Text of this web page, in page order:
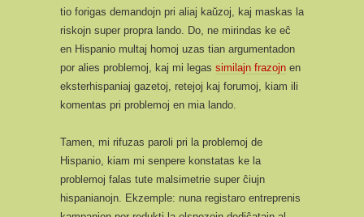
tio forigas demandojn pri aliaj kaŭzoj, kaj maskas la
riskojn super propra lando. Do, ne mirindas ke eĉ
en Hispanio multaj homoj uzas tian argumentadon
por alies problemoj, kaj mi legas similajn frazojn en
eksterhispaniaj gazetoj, retejoj kaj forumoj, kiam ili
komentas pri problemoj en mia lando.
Tamen, mi rifuzas paroli pri la problemoj de
Hispanio, kiam mi senpere konstatas ke la
problemoj falas tute malsimetrie super ĉiujn
hispanianojn. Ekzemple: nuna registaro entreprenis